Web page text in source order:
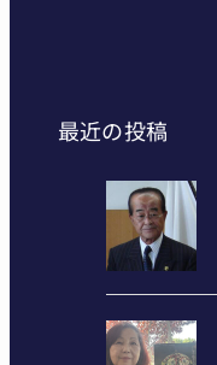
最近の投稿